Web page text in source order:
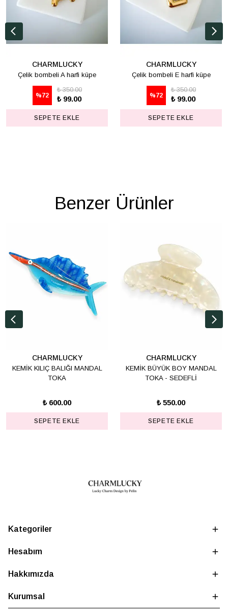
CHARMLUCKY
Çelik bombeli A harfi küpe
%72
₺ 350.00
₺ 99.00
SEPETE EKLE
CHARMLUCKY
Çelik bombeli E harfi küpe
%72
₺ 350.00
₺ 99.00
SEPETE EKLE
Benzer Ürünler
CHARMLUCKY
KEMİK KILIÇ BALIĞI MANDAL
TOKA
₺ 600.00
SEPETE EKLE
CHARMLUCKY
KEMİK BÜYÜK BOY MANDAL
TOKA - SEDEFLİ
₺ 550.00
SEPETE EKLE
Kategoriler
Hesabım
Hakkımızda
Kurumsal